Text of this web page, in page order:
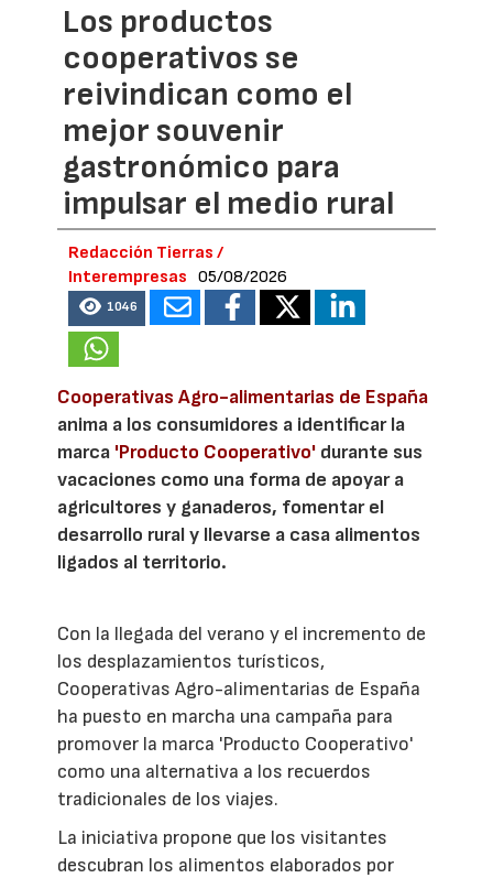
Los productos
cooperativos se
reivindican como el
mejor souvenir
gastronómico para
impulsar el medio rural
Redacción Tierras /
Interempresas
05/08/2026
1046
Cooperativas Agro-alimentarias de España
anima a los consumidores a identificar la
marca 'Producto Cooperativo' durante sus
vacaciones como una forma de apoyar a
agricultores y ganaderos, fomentar el
desarrollo rural y llevarse a casa alimentos
ligados al territorio.
Con la llegada del verano y el incremento de
los desplazamientos turísticos,
Cooperativas Agro-alimentarias de España
ha puesto en marcha una campaña para
promover la marca 'Producto Cooperativo'
como una alternativa a los recuerdos
tradicionales de los viajes.
La iniciativa propone que los visitantes
descubran los alimentos elaborados por